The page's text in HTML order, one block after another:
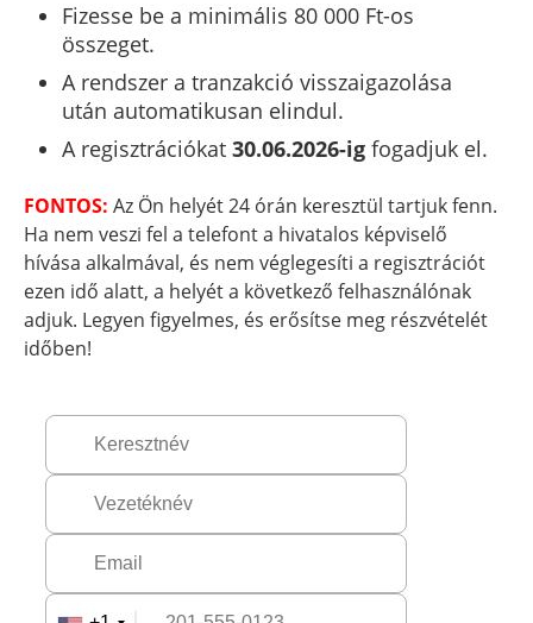
Fizesse be a minimális 80 000 Ft-os
összeget.
A rendszer a tranzakció visszaigazolása
után automatikusan elindul.
A regisztrációkat30.06.2026-igfogadjuk el.
FONTOS: Az Ön helyét 24 órán keresztül tartjuk fenn.
Ha nem veszi fel a telefont a hivatalos képviselő
hívása alkalmával, és nem véglegesíti a regisztrációt
ezen idő alatt, a helyét a következő felhasználónak
adjuk. Legyen figyelmes, és erősítse meg részvételét
időben!